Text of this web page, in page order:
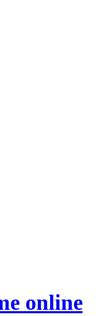
online